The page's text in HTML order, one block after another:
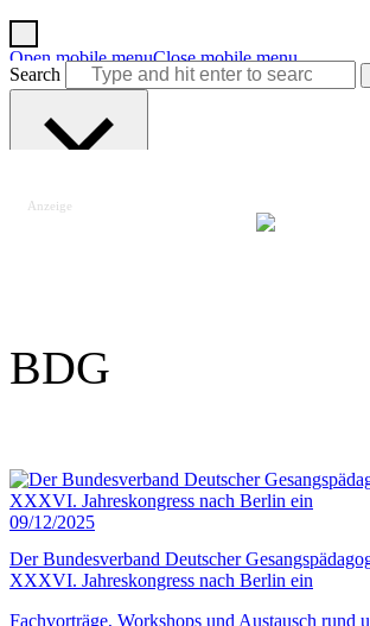
Open mobile menuClose mobile menu
Warenkorb
Search
Anzeige
BDG
09/12/2025
Der Bundesverband Deutscher
XXXVI. Jahreskongress nach Berlin ein
Fachvorträge, Workshops und Austausch rund